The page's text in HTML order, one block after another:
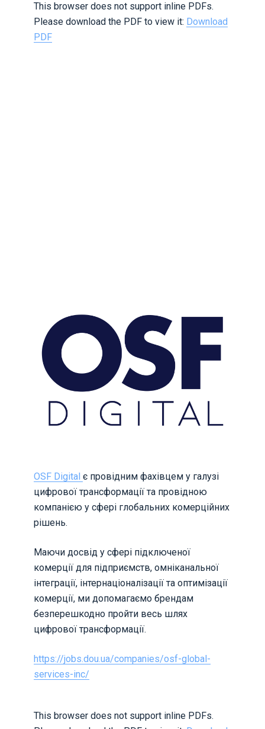
This browser does not support inline PDFs.
Please download the PDF to view it: Download
PDF
OSF Digital є провідним фахівцем у галузі
цифрової трансформації та провідною
компанією у сфері глобальних комерційних
рішень.
Маючи досвід у сфері підключеної
комерції для підприємств, омніканальної
інтеграції, інтернаціоналізації та оптимізації
комерції, ми допомагаємо брендам
безперешкодно пройти весь шлях
цифрової трансформації.
https://jobs.dou.ua/companies/osf-global-
services-inc/
This browser does not support inline PDFs.